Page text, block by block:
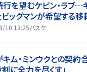
を望むケビン・ラブ…
ッグマンが希望する移
10 13:25バスケ
ム・ミンウクとの契約
に全力を尽くす」